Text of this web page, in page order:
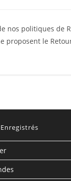
nos politiques de
le